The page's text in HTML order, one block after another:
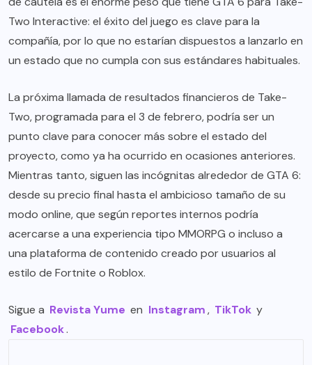
Two Interactive: el éxito del juego es clave para la
compañía, por lo que no estarían dispuestos a lanzarlo en
un estado que no cumpla con sus estándares habituales.
La próxima llamada de resultados financieros de Take-
Two, programada para el 3 de febrero, podría ser un
punto clave para conocer más sobre el estado del
proyecto, como ya ha ocurrido en ocasiones anteriores.
Mientras tanto, siguen las incógnitas alrededor de GTA 6:
desde su precio final hasta el ambicioso tamaño de su
modo online, que según reportes internos podría
acercarse a una experiencia tipo MMORPG o incluso a
una plataforma de contenido creado por usuarios al
estilo de Fortnite o Roblox.
Sigue a Revista Yume en Instagram, TikTok y
Facebook.